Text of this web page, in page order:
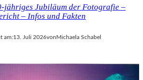
jähriges Jubiläum der Fotografie –
– Infos und Fakten
am:13. Juli 2026von Michaela Schabel